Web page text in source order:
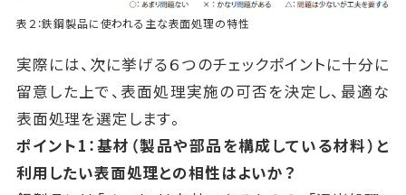
表２：鉄鋼製品に使われる主な表面処理の特性
実際には、次に挙げる６つのチェックポイントに十分に
留意した上で、表面処理実施の可否を決定し、最適な
表面処理を選定します。
ポイント1：基材（製品や部品を構成している材料）と
利用したい表面処理との相性はよいか？